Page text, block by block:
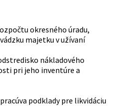
okresného úradu,
majetku v užívaní
nákladového
pri jeho inventúre a
podklady pre likvidáciu